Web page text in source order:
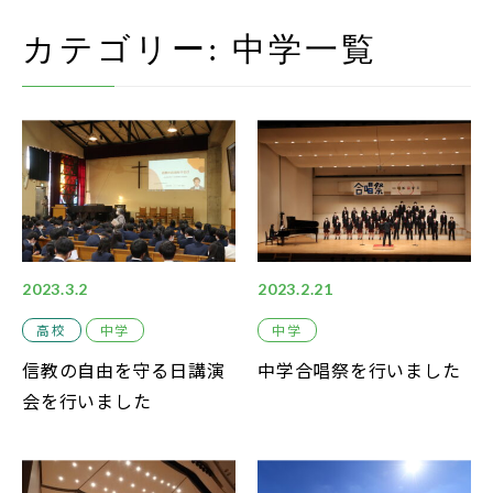
在校生・保護者の方
お問い合わせ
資料請求
アクセス
Instagram
採用情報
リンク
個人情報保護方針
ソーシャルメディアポリシー
カテゴリー: 中学一覧
2023.3.2
高校 中学
信教の自由を守る日講演
会を行いました
2023.2.21
中学
中学合唱祭を行いました